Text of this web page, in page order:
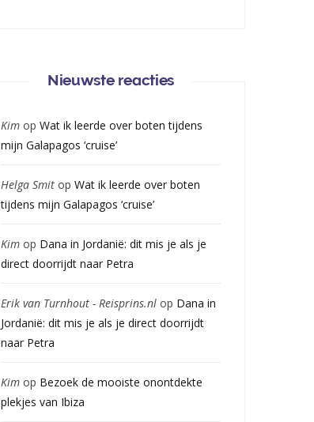
Nieuwste reacties
Kim op Wat ik leerde over boten tijdens
mijn Galapagos ‘cruise’
Helga Smit op Wat ik leerde over boten
tijdens mijn Galapagos ‘cruise’
Kim op Dana in Jordanië: dit mis je als je
direct doorrijdt naar Petra
Erik van Turnhout - Reisprins.nl op Dana in
Jordanië: dit mis je als je direct doorrijdt
naar Petra
Kim op Bezoek de mooiste onontdekte
plekjes van Ibiza